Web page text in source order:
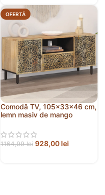
OFERTĂ
Comodă TV, 105x33x46 cm,
lemn masiv de mango
1164,99lei 928,00 lei